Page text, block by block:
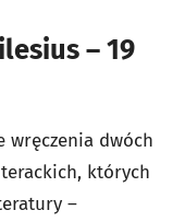
– 19
wręczenia dwóch
których
–